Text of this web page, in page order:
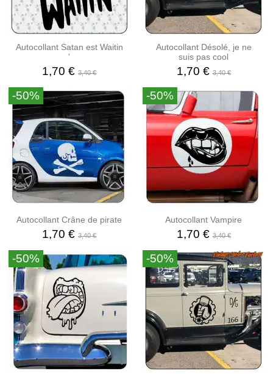
Autocollant Satan est Waitin
'
1,70 €3,40 €
Autocollant Désolé, je ne
suis pas cool
1,70 €3,40 €
-50%
Autocollant Crâne de pirate
1,70 €3,40 €
-50%
Autocollant Vampire
1,70 €3,40 €
-50% -50%